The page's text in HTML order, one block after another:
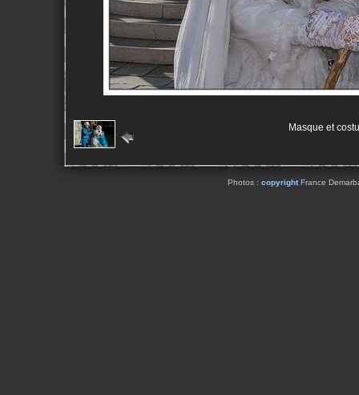
Masque et
Photos : copyrightFrance